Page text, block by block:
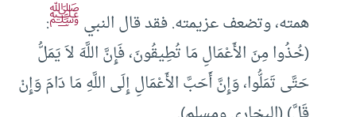
همته، وتضعف عزيمته. فقد قال النبيﷺ:
(خُذُوا مِنَ الأَعْمَالِ مَا تُطِيقُونَ، فَإِنَّ اللَّهَ لاَ يَمَلُّ
حَتَّى تَمَلُّوا، وَإِنَّ أَحَبَّ الأَعْمَالِ إِلَى اللَّهِ مَا دَامَ وَإِنْ